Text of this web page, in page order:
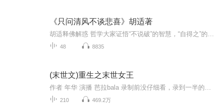
《只问清风不谈悲喜》胡适著
48 8835
(末世文)重生之末世女王
210 469.2万